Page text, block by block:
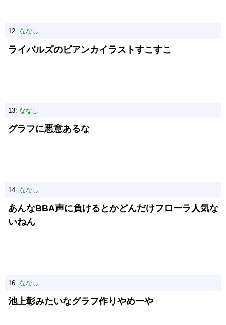
12: ななし
ライバルズのビアンカイラストすこすこ
13: ななし
グラフに悪意あるな
14: ななし
あんなBBA声に負けるとかどんだけフローラ人気な
いねん
16: ななし
池上彰みたいなグラフ作りやめーや